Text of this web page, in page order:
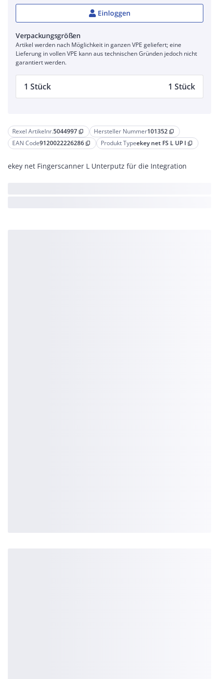
Rexel Artikelnr.5044997 content_copy Hersteller Nummer101352 content_copy
EAN Code9120022226286 content_copy Produkt Typeekey net FS L UP I content_copy
ekey net Fingerscanner L Unterputz für die Integration
Einloggen
Verpackungsgrößen
Artikel werden nach Möglichkeit in ganzen VPE geliefert; eine
Lieferung in vollen VPE kann aus technischen Gründen jedoch nicht
garantiert werden.
1 Stück 1 Stück